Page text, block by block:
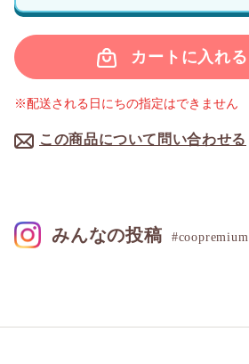
カートに入れる
この商品について問い合わせる
※配送される日にちの指定はできません
みんなの投稿 #coopremium